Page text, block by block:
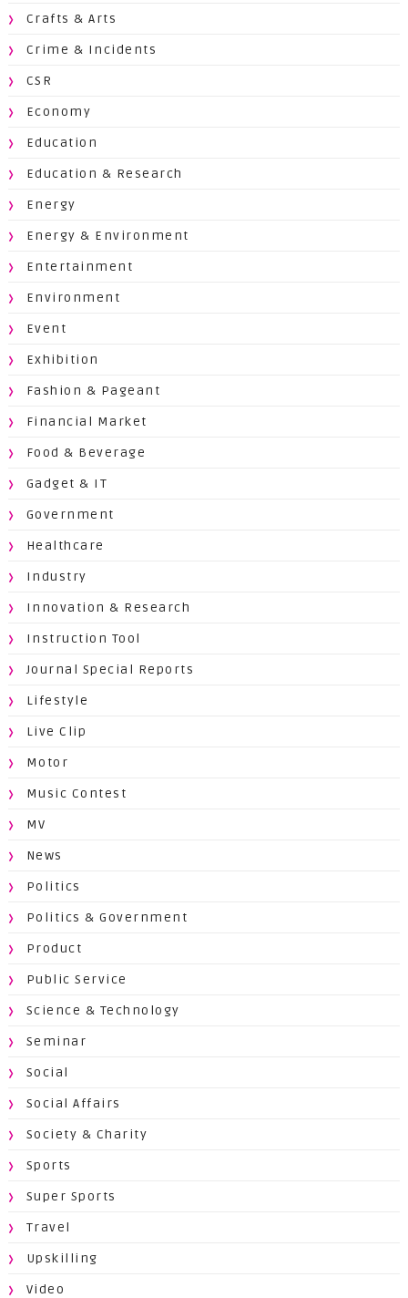
Crafts & Arts
Crime & Incidents
CSR
Economy
Education
Education & Research
Energy
Energy & Environment
Entertainment
Environment
Event
Exhibition
Fashion & Pageant
Financial Market
Food & Beverage
Gadget & IT
Government
Healthcare
Industry
Innovation & Research
Instruction Tool
Journal Special Reports
Lifestyle
Live Clip
Motor
Music Contest
MV
News
Politics
Politics & Government
Product
Public Service
Science & Technology
Seminar
Social
Social Affairs
Society & Charity
Sports
Super Sports
Travel
Upskilling
Video